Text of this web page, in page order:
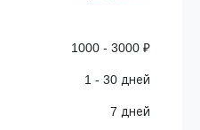
1000 - 3000 ₽
1 - 30 дней
7 дней